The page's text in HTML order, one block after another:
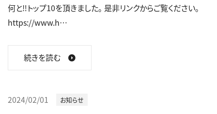
何と‼トップ10を頂きました。 是非リンクからご覧ください。
https://www.h…
続きを読む
お知らせ
2024/02/01